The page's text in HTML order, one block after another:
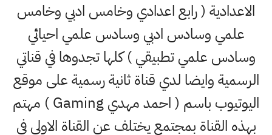
الاعدادية ( رابع اعدادي وخامس ادبي وخامس
علمي وسادس ادبي وسادس علمي احيائي
وسادس علمي تطبيقي ) كلها تجدوها في قناتي
الرسمية وايضا لدي قناة ثانية رسمية على موقع
اليوتيوب باسم ( احمد مهدي Gaming ) مهتم
بهذه القناة بمجتمع يختلف عن القناة الاولى في